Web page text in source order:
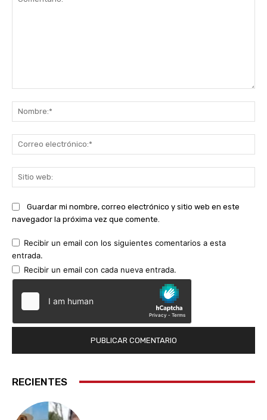
Guardar mi nombre, correo electrónico y sitio web en este
navegador la próxima vez que comente.
Recibir un email con los siguientes comentarios a esta
entrada.
Recibir un email con cada nueva entrada.
RECIENTES